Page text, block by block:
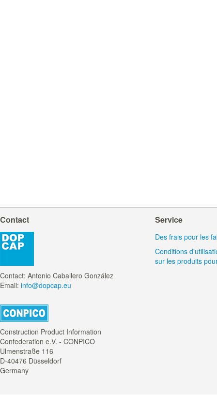
Contact
Contact: Antonio Caballero González
Email: info@dopcap.eu
Construction Product Information
Confederation e.V. - CONPICO
Ulmenstraße 116
D-40476 Düsseldorf
Germany
Service
Des frais pour les
Conditions
sur les produits